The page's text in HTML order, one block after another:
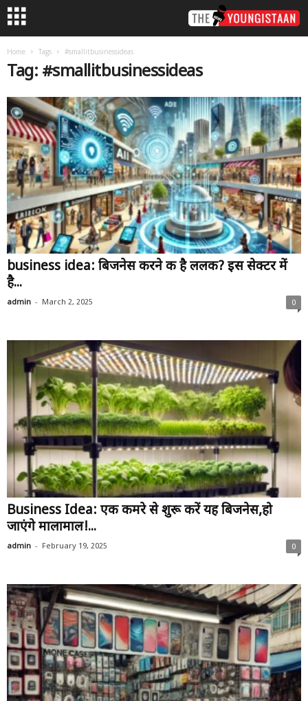
Home Tags #smallitbusinessideas
Tag: #smallitbusinessideas
business idea: बिजनेस करने की है ललक? इस सेक्टर में
है...
admin - March 2, 2025 0
Business Idea: एक कमरे से शुरू करें यह बिजनेस,हो
जाएंगे मालामाल!...
admin - February 19, 2025 0